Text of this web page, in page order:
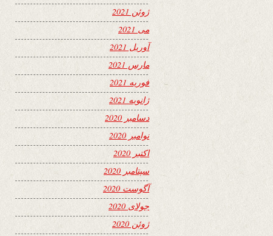
ژوئن 2021
می 2021
آوریل 2021
مارس 2021
فوریه 2021
ژانویه 2021
دسامبر 2020
نوامبر 2020
اکتبر 2020
سپتامبر 2020
آگوست 2020
جولای 2020
ژوئن 2020